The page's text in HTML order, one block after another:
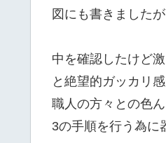
図にも書きました
中を確認したけど
と絶望的ガッカリ
職人の方々との色
3の手順を行う為に